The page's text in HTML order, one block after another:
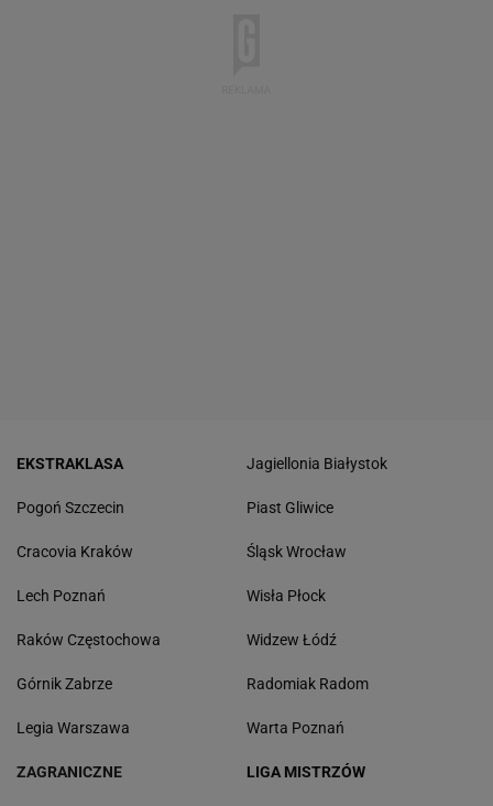
EKSTRAKLASA
Pogoń Szczecin
Cracovia Kraków
Lech Poznań
Raków Częstochowa
Górnik Zabrze
Legia Warszawa
Jagiellonia Białystok
Piast Gliwice
Śląsk Wrocław
Wisła Płock
Widzew Łódź
Radomiak Radom
Warta Poznań
ZAGRANICZNE LIGA MISTRZÓW